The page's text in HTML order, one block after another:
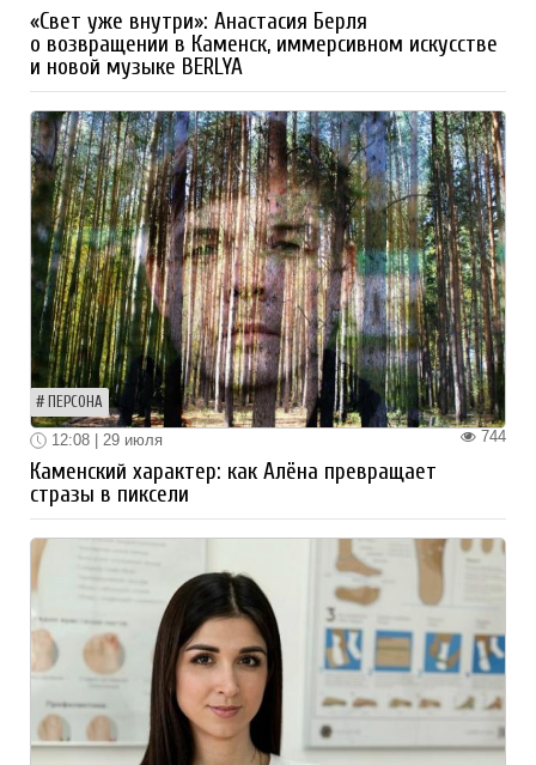
«Свет уже внутри»: Анастасия Берля
о возвращении в Каменск, иммерсивном искусстве
и новой музыке BERLYA
ПЕРСОНА
744
12:08 | 29 июля
Каменский характер: как Алёна превращает
стразы в пиксели